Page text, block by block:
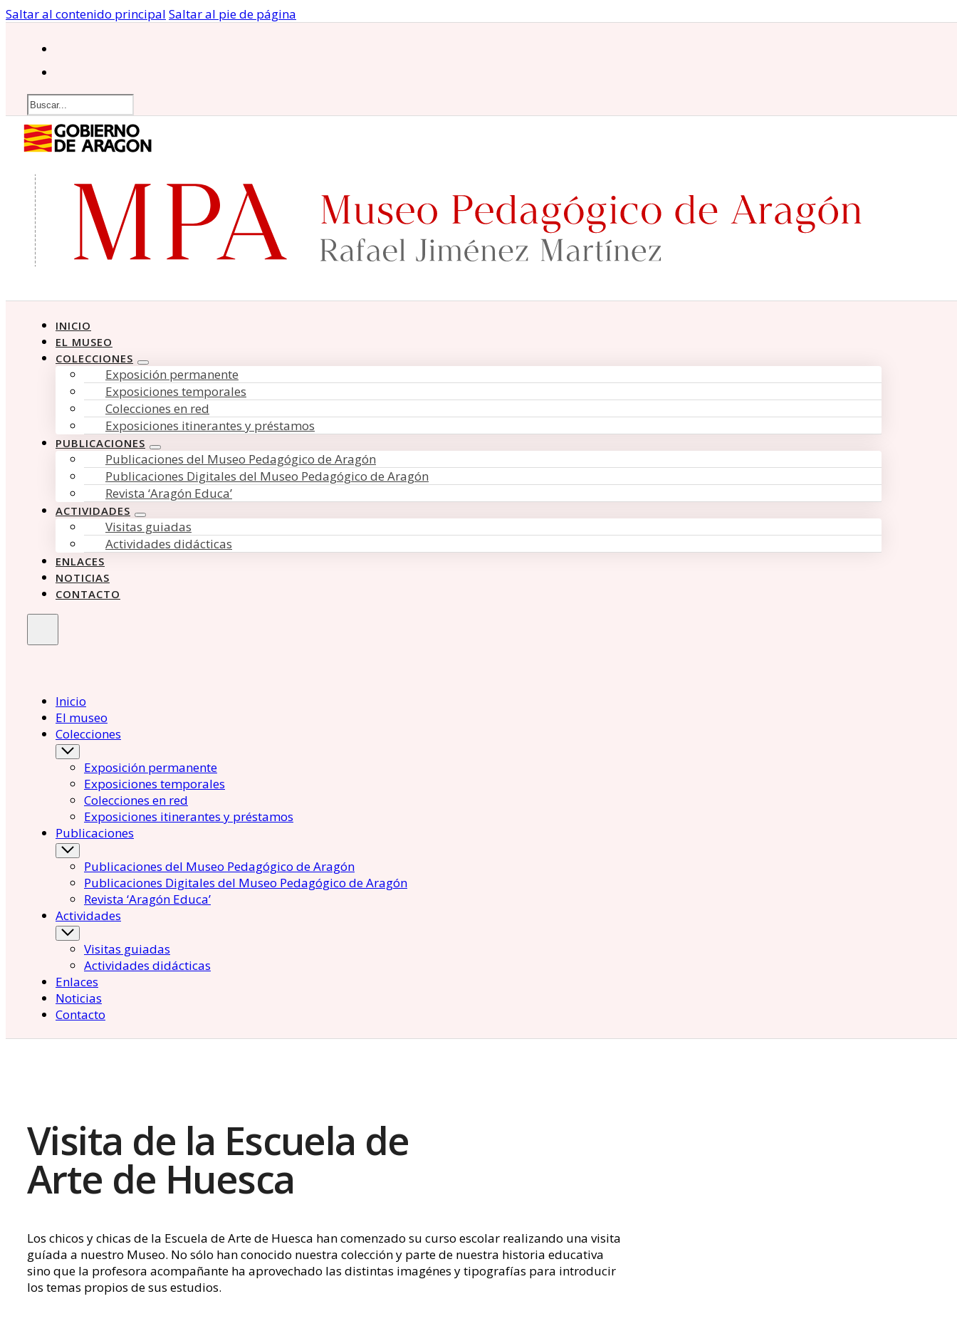
Saltar al contenido principal Saltar al pie de página
Buscar
INICIO
EL MUSEO
COLECCIONES
Exposición permanente
Exposiciones temporales
Colecciones en red
Exposiciones itinerantes y préstamos
PUBLICACIONES
Publicaciones del Museo Pedagógico de Aragón
Publicaciones Digitales del Museo Pedagógico de Aragón
Revista ‘Aragón Educa’
ACTIVIDADES
Visitas guiadas
Actividades didácticas
ENLACES
NOTICIAS
CONTACTO
Inicio
El museo
Colecciones
Exposición permanente
Exposiciones temporales
Colecciones en red
Exposiciones itinerantes y préstamos
Publicaciones
Publicaciones del Museo Pedagógico de Aragón
Publicaciones Digitales del Museo Pedagógico de Aragón
Revista ‘Aragón Educa’
Actividades
Visitas guiadas
Actividades didácticas
Enlaces
Noticias
Contacto
Visita de la Escuela de
Arte de Huesca
Los chicos y chicas de la Escuela de Arte de Huesca han comenzado su curso escolar realizando una visita
guíada a nuestro Museo. No sólo han conocido nuestra colección y parte de nuestra historia educativa
sino que la profesora acompañante ha aprovechado las distintas imagénes y tipografías para introducir
los temas propios de sus estudios.